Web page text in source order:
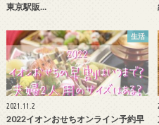
東京駅販…
生活
2021.11.2
2022イオンおせちオンライン予約早